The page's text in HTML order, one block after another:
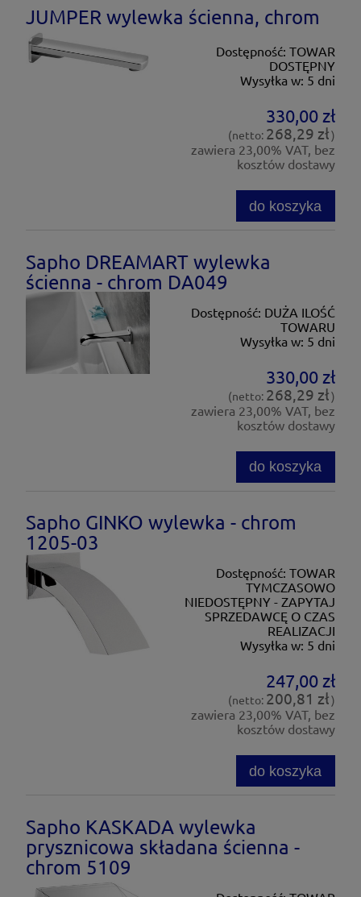
JUMPER wylewka ścienna, chrom
Dostępność: TOWAR
DOSTĘPNY
Wysyłka w: 5 dni
330,00 zł
(netto: 268,29 zł)
zawiera 23,00% VAT, bez
kosztów dostawy
do koszyka
Sapho DREAMART wylewka
ścienna - chrom DA049
Dostępność: DUŻA ILOŚĆ
TOWARU
Wysyłka w: 5 dni
330,00 zł
(netto: 268,29 zł)
zawiera 23,00% VAT, bez
kosztów dostawy
do koszyka
Sapho GINKO wylewka - chrom
1205-03
Dostępność: TOWAR
TYMCZASOWO
NIEDOSTĘPNY - ZAPYTAJ
SPRZEDAWCĘ O CZAS
REALIZACJI
Wysyłka w: 5 dni
247,00 zł
(netto: 200,81 zł)
zawiera 23,00% VAT, bez
kosztów dostawy
do koszyka
Sapho KASKADA wylewka
prysznicowa składana ścienna -
chrom 5109